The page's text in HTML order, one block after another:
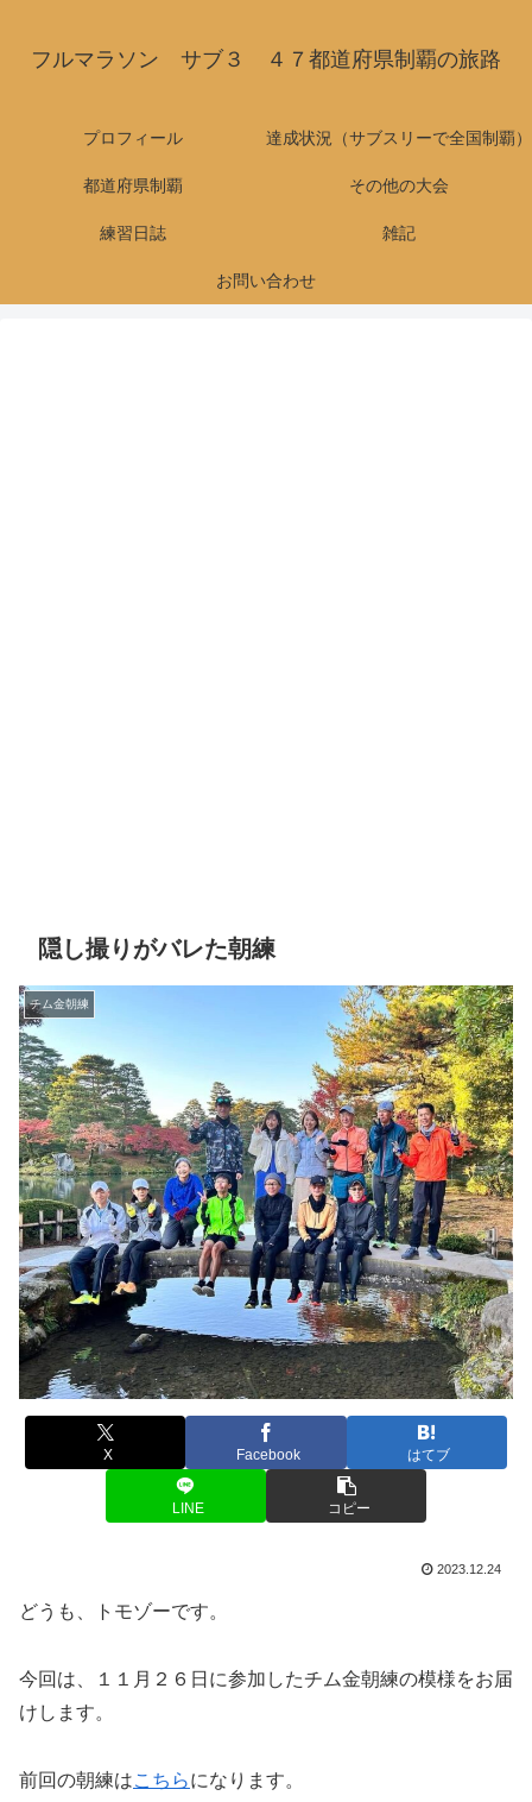
フルマラソン サブ３ ４７都道府県制覇の旅路
プロフィール 達成状況（サブスリーで全国制覇）
都道府県制覇 その他の大会
練習日誌 雑記
お問い合わせ
隠し撮りがバレた朝練
チム金朝練
X Facebook はてブ
LINE コピー
2023.12.24
どうも、トモゾーです。
今回は、１１月２６日に参加したチム金朝練の模様をお届
けします。
前回の朝練はこちらになります。